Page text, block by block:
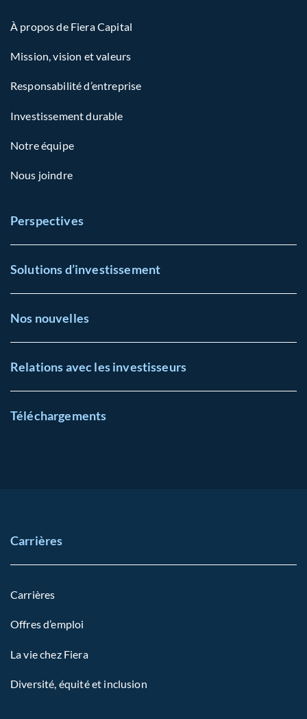
À propos de Fiera Capital
Mission, vision et valeurs
Responsabilité d’entreprise
Investissement durable
Notre équipe
Nous joindre
Perspectives
Solutions d’investissement
Nos nouvelles
Relations avec les investisseurs
Téléchargements
Carrières
Carrières
Offres d’emploi
La vie chez Fiera
Diversité, équité et inclusion